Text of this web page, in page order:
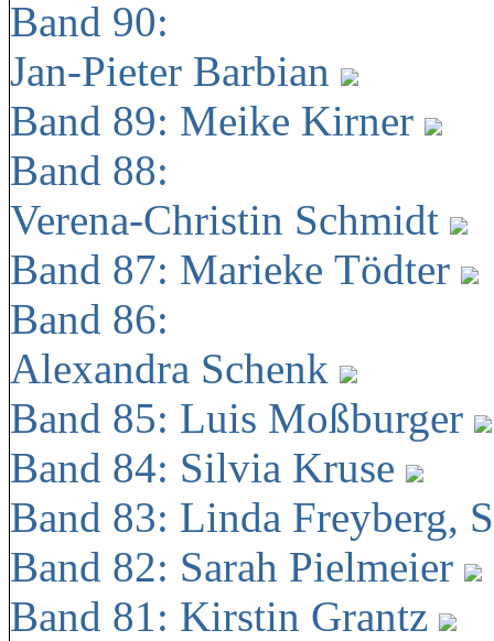
Band 90:
Jan-Pieter Barbian
Band 89: Meike Kirner
Band 88:
Verena-Christin Schmidt
Band 87: Marieke Tödter
Band 86:
Alexandra Schenk
Band 85: Luis Moßburger
Band 84: Silvia Kruse
Band 83: Linda Freyberg,
Band 82: Sarah Pielmeier
Band 81: Kirstin Grantz